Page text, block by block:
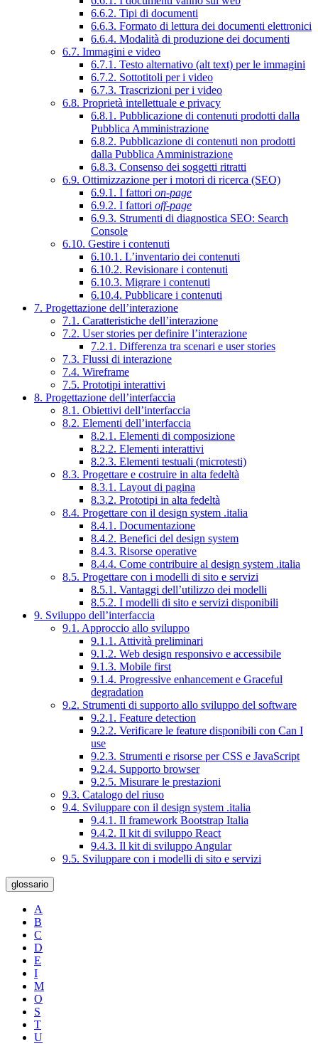
6.6.2. Tipi di documenti
6.6.3. Formato di lettura dei documenti elettronici
6.6.4. Modalità di produzione dei documenti
6.7. Immagini e video
6.7.1. Testo alternativo (alt text) per le immagini
6.7.2. Sottotitoli per i video
6.7.3. Trascrizioni per i video
6.8. Proprietà intellettuale e privacy
6.8.1. Pubblicazione di contenuti prodotti dalla
Pubblica Amministrazione
6.8.2. Pubblicazione di contenuti non prodotti
dalla Pubblica Amministrazione
6.8.3. Consenso dei soggetti ritratti
6.9. Ottimizzazione per i motori di ricerca (SEO)
6.9.1. I fattori on-page
6.9.2. I fattori off-page
6.9.3. Strumenti di diagnostica SEO: Search
Console
6.10. Gestire i contenuti
6.10.1. L’inventario dei contenuti
6.10.2. Revisionare i contenuti
6.10.3. Migrare i contenuti
6.10.4. Pubblicare i contenuti
7. Progettazione dell’interazione
7.1. Caratteristiche dell’interazione
7.2. User stories per definire l’interazione
7.2.1. Differenza tra scenari e user stories
7.3. Flussi di interazione
7.4. Wireframe
7.5. Prototipi interattivi
8. Progettazione dell’interfaccia
8.1. Obiettivi dell’interfaccia
8.2. Elementi dell’interfaccia
8.2.1. Elementi di composizione
8.2.2. Elementi interattivi
8.2.3. Elementi testuali (microtesti)
8.3. Progettare e costruire in alta fedeltà
8.3.1. Layout di pagina
8.3.2. Prototipi in alta fedeltà
8.4. Progettare con il design system .italia
8.4.1. Documentazione
8.4.2. Benefici del design system
8.4.3. Risorse operative
8.4.4. Come contribuire al design system .italia
8.5. Progettare con i modelli di sito e servizi
8.5.1. Vantaggi dell’utilizzo dei modelli
8.5.2. I modelli di sito e servizi disponibili
9. Sviluppo dell’interfaccia
9.1. Approccio allo sviluppo
9.1.1. Attività preliminari
9.1.2. Web design responsivo e accessibile
9.1.3. Mobile first
9.1.4. Progressive enhancement e Graceful
degradation
9.2. Strumenti di supporto allo sviluppo del software
9.2.1. Feature detection
9.2.2. Verificare le feature disponibili con Can I
use
9.2.3. Strumenti e risorse per CSS e JavaScript
9.2.4. Supporto browser
9.2.5. Misurare le prestazioni
9.3. Catalogo del riuso
9.4. Sviluppare con il design system .italia
9.4.1. Il framework Bootstrap Italia
9.4.2. Il kit di sviluppo React
9.4.3. Il kit di sviluppo Angular
9.5. Sviluppare con i modelli di sito e servizi
glossario
A
B
C
D
E
I
M
O
S
T
U